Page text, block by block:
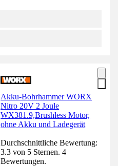
Akku-Bohrhammer WORX
Nitro 20V 2 Joule
WX381.9,Brushless Motor,
ohne Akku und Ladegerät
Durchschnittliche Bewertung:
3.3 von 5 Sternen. 4
Bewertungen.